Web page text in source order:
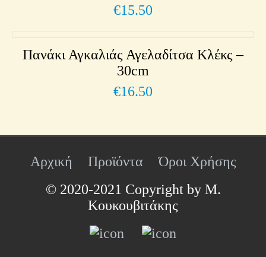
€15.50
Πανάκι Αγκαλιάς Αγελαδίτσα Κλέκς –
30cm
€16.50
Αρχική Προϊόντα
Όροι Χρήσης
© 2020-2021 Copyright by Μ.
Κουκουβιτάκης